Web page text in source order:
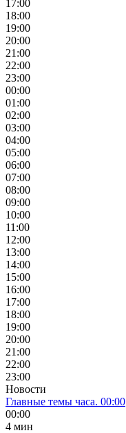
17:00
18:00
19:00
20:00
21:00
22:00
23:00
00:00
01:00
02:00
03:00
04:00
05:00
06:00
07:00
08:00
09:00
10:00
11:00
12:00
13:00
14:00
15:00
16:00
17:00
18:00
19:00
20:00
21:00
22:00
23:00
Новости
Главные темы часа. 00:00
00:00
4 мин